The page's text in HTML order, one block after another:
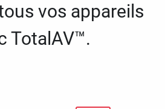
vos appareils
TotalAV™.